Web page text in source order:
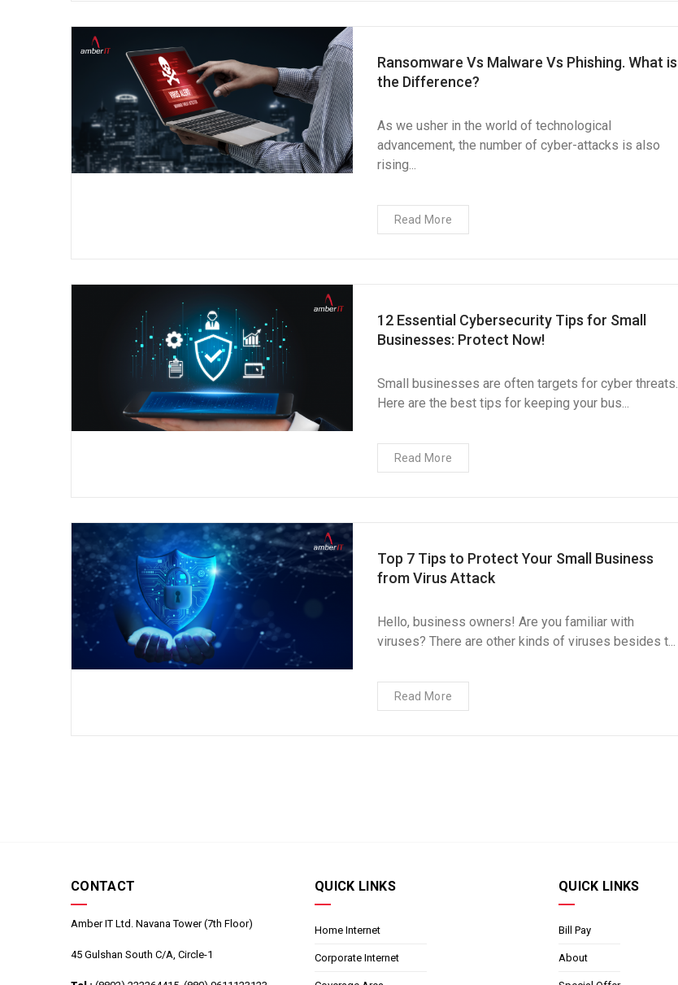
Ransomware Vs Malware Vs Phishing. What is
the Difference?
As we usher in the world of technological
advancement, the number of cyber-attacks is also
rising...
Read More
12 Essential Cybersecurity Tips for Small
Businesses: Protect Now!
Small businesses are often targets for cyber threats.
Here are the best tips for keeping your bus...
Read More
Top 7 Tips to Protect Your Small Business
from Virus Attack
Hello, business owners! Are you familiar with
viruses? There are other kinds of viruses besides t...
Read More
CONTACT
Amber IT Ltd. Navana Tower (7th Floor)
45 Gulshan South C/A, Circle-1
QUICK LINKS
Home Internet
Corporate Internet
QUICK LINKS
Bill Pay
About